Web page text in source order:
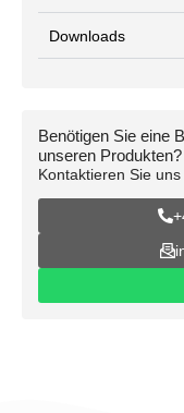
Downloads
Benötigen Sie eine
unseren Produkten?
Kontaktieren Sie